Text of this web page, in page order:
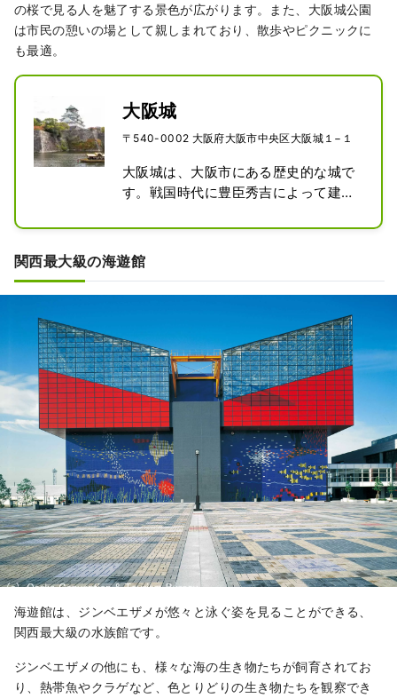
の桜で見る人を魅了する景色が広がります。また、大阪城公園
は市民の憩いの場として親しまれており、散歩やピクニックに
も最適。
大阪城
〒540-0002 大阪府大阪市中央区大阪城１−１
大阪城は、大阪市にある歴史的な城で
す。戦国時代に豊臣秀吉によって建て
ました。
現在の建物は1931年に再建されたもの
で、城内には歴史や文化に関する博物
館があります。
石垣や堀、櫓や門などの城郭の要素が
見事に復元されており、特に、本丸や
二の丸、三の丸など、広大な敷地には
歩いて探索する楽しみがあります。
城内の展望台からは、大阪市内を一望
することができ、四季折々の美しい庭
園も楽しむことができます。
大阪城は観光客だけでなく、地元の
人々にも愛され、毎年様々なイベント
やお祭りが開催されています。
城内や周辺の広い敷地を散策しなが
ら、歴史や文化を感じることができる
魅力的な場所です。
関西最大級の海遊館
海遊館は、ジンベエザメが悠々と泳ぐ姿を見ることができる、
関西最大級の水族館です。
ジンベエザメの他にも、様々な海の生き物たちが飼育されてお
り、熱帯魚やクラゲなど、色とりどりの生き物たちを観察でき